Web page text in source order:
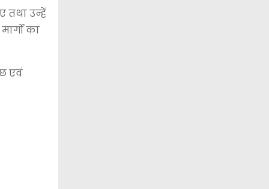
तथा उन्हें
का
एवं